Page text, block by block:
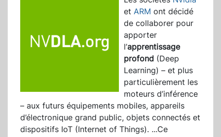
et ARM ont décidé
de collaborer pour
apporter
l’apprentissage
profond (Deep
Learning) – et plus
particulièrement les
moteurs d’inférence
– aux futurs équipements mobiles, appareils
d’électronique grand public, objets connectés et
dispositifs IoT (Internet of Things). ...Ce